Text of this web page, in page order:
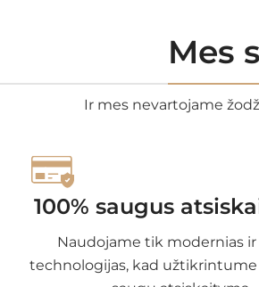
Mes
Ir mes nevartojame
100% saugus
Naudojame tik modernias ir
technologijas, kad užtikrintume